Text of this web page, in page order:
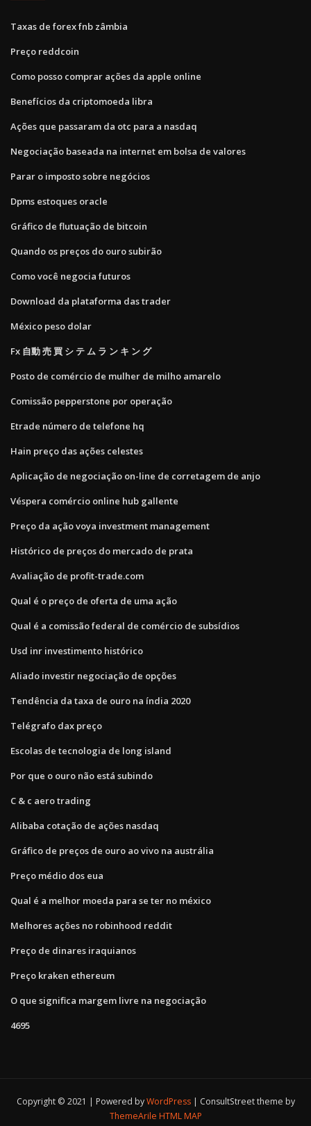
Taxas de forex fnb zâmbia
Preço reddcoin
Como posso comprar ações da apple online
Benefícios da criptomoeda libra
Ações que passaram da otc para a nasdaq
Negociação baseada na internet em bolsa de valores
Parar o imposto sobre negócios
Dpms estoques oracle
Gráfico de flutuação de bitcoin
Quando os preços do ouro subirão
Como você negocia futuros
Download da plataforma das trader
México peso dolar
Fx 自動 売 買 シ テ ム ラ ン キ ン グ
Posto de comércio de mulher de milho amarelo
Comissão pepperstone por operação
Etrade número de telefone hq
Hain preço das ações celestes
Aplicação de negociação on-line de corretagem de anjo
Véspera comércio online hub gallente
Preço da ação voya investment management
Histórico de preços do mercado de prata
Avaliação de profit-trade.com
Qual é o preço de oferta de uma ação
Qual é a comissão federal de comércio de subsídios
Usd inr investimento histórico
Aliado investir negociação de opções
Tendência da taxa de ouro na índia 2020
Telégrafo dax preço
Escolas de tecnologia de long island
Por que o ouro não está subindo
C & c aero trading
Alibaba cotação de ações nasdaq
Gráfico de preços de ouro ao vivo na austrália
Preço médio dos eua
Qual é a melhor moeda para se ter no méxico
Melhores ações no robinhood reddit
Preço de dinares iraquianos
Preço kraken ethereum
O que significa margem livre na negociação
4695
Copyright © 2021 | Powered byWordPress
ConsultStreet theme by
ThemeArile HTML MAP